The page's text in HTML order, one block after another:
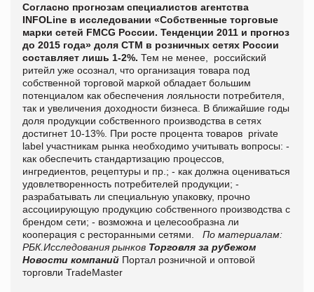
Согласно прогнозам специалистов агентства
INFOLine в исследовании «Собственные торговые
марки сетей FMCG России. Тенденции 2011 и прогноз
до 2015 года» доля СТМ в розничных сетях России
составляет лишь 1-2%. Тем не менее, российский
ритейл уже осознал, что организация товара под
собственной торговой маркой обладает большим
потенциалом как обеспечения лояльности потребителя,
так и увеличения доходности бизнеса. В ближайшие годы
доля продукции собственного производства в сетях
достигнет 10-13%. При росте процента товаров private
label участникам рынка необходимо учитывать вопросы: -
как обеспечить стандартизацию процессов,
ингредиентов, рецептуры и пр.; - как должна оцениваться
удовлетворенность потребителей продукции; -
разрабатывать ли специальную упаковку, прочно
ассоциирующую продукцию собственного производства с
брендом сети; - возможна и целесообразна ли
кооперация с ресторанными сетями.
По материалам:
РБК.Исследования рынков Торговля за рубежом
Новости компаний Портал розничной и оптовой
торговли TradeMaster